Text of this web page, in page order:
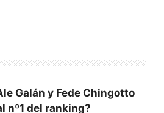
Galán y Fede Chingotto
nº1 del ranking?